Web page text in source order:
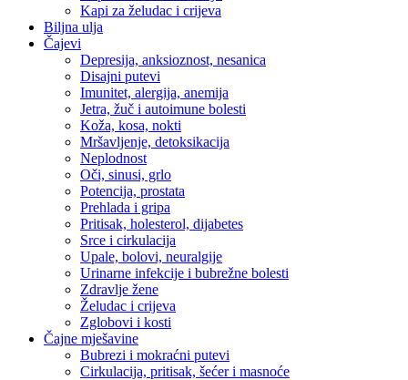
Kapi za želudac i crijeva
Biljna ulja
Čajevi
Depresija, anksioznost, nesanica
Disajni putevi
Imunitet, alergija, anemija
Jetra, žuč i autoimune bolesti
Koža, kosa, nokti
Mršavljenje, detoksikacija
Neplodnost
Oči, sinusi, grlo
Potencija, prostata
Prehlada i gripa
Pritisak, holesterol, dijabetes
Srce i cirkulacija
Upale, bolovi, neuralgije
Urinarne infekcije i bubrežne bolesti
Zdravlje žene
Želudac i crijeva
Zglobovi i kosti
Čajne mješavine
Bubrezi i mokraćni putevi
Cirkulacija, pritisak, šećer i masnoće